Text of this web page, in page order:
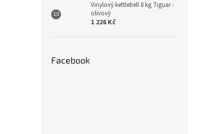
Vinylový kettlebell 8 kg Tiguar -
olivový
1 226 Kč
Facebook